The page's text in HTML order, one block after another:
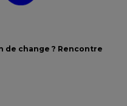
de change ? Rencontre